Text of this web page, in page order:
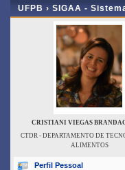
UFPB › SIGAA -
CRISTIANI VIEGAS
CTDR - DEPARTAMENTO DE
ALIMENTOS
Perfil Pessoal